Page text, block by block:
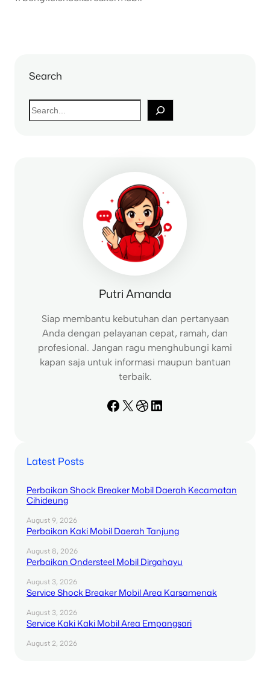
Search
S
e
Putri Amanda
Siap membantu kebutuhan dan pertanyaan
Anda dengan pelayanan cepat, ramah, dan
profesional. Jangan ragu menghubungi kami
kapan saja untuk informasi maupun bantuan
terbaik.
Facebook X Dribbble LinkedIn
Latest Posts
Perbaikan Shock Breaker Mobil Daerah Kecamatan
Cihideung
August 9, 2026
Perbaikan Kaki Mobil Daerah Tanjung
August 8, 2026
Perbaikan Ondersteel Mobil Dirgahayu
August 3, 2026
Service Shock Breaker Mobil Area Karsamenak
August 3, 2026
Service Kaki Kaki Mobil Area Empangsari
August 2, 2026